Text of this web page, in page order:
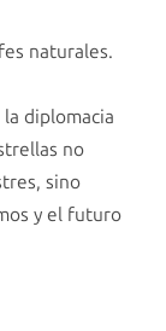
naturales.
diplomacia
no
sino
y el futuro